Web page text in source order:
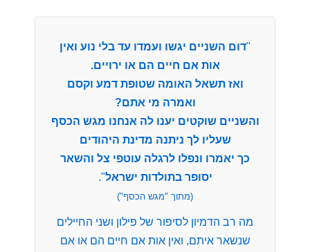
"דום השניים יגשו ועמדו עד בלי נוע ואין
אות אם חיים הם או ירויים.
ואז תשאל האומה שטופת דמע וקסם
ואמרה מי אתם?
והשניים שוקטים יענו לה אנחנו מגש הכסף
שעליו לך ניתנה מדינת היהודים
כך יאמרו ונפלו לרגלה עוטפי צל והשאר
יסופר בתולדות ישראל".
(מתוך "מגש הכסף")
מה רב הדמיון לסיפור של פילון ושני החיילים
שנשאר איתם, ואין אות אם חיים הם או אם